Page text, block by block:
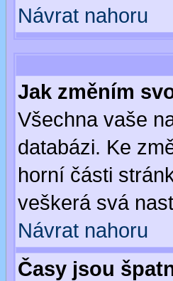
Návrat nahoru
Jak změním
Všechna vaše
databázi. Ke
horní části
veškerá svá
Návrat nahoru
Časy jsou